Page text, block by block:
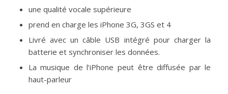
une qualité vocale supérieure
prend en charge les iPhone 3G, 3GS et 4
Livré avec un câble USB intégré pour charger la
batterie et synchroniser les données.
La musique de l’iPhone peut être diffusée par le
haut-parleur